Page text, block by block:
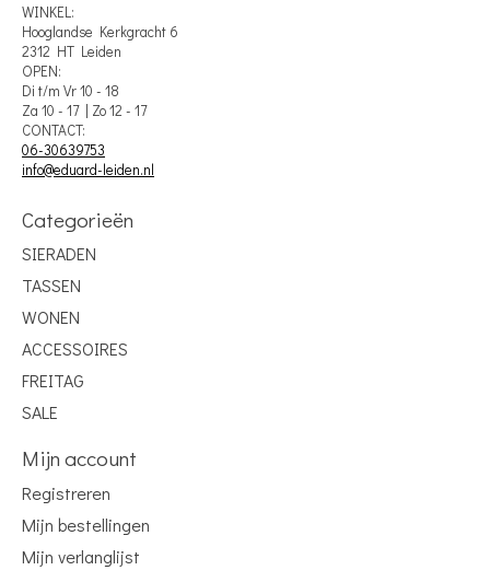
WINKEL:
Hooglandse Kerkgracht 6
2312 HT Leiden
OPEN:
Di t/m Vr 10 - 18
Za 10 - 17 | Zo 12 - 17
CONTACT:
06-30639753
info@eduard-leiden.nl
Categorieën
SIERADEN
TASSEN
WONEN
ACCESSOIRES
FREITAG
SALE
Mijn account
Registreren
Mijn bestellingen
Mijn verlanglijst